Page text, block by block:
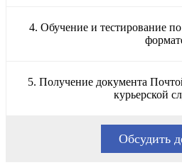
4. Обучение и тестирование
5. Получение документа
курьерской
Обсудить